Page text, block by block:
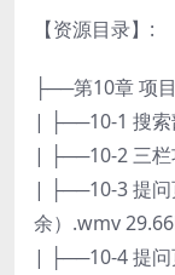
【资源目录】:
├──第10章 项
| ├──10-1 搜索
| ├──10-2 三栏
| ├──10-3 提问
余）.wmv
| ├──10-4 提问